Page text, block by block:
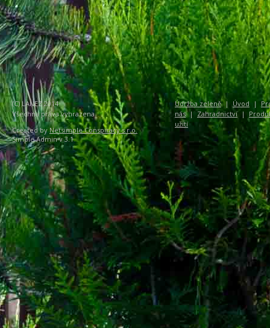
(C) LANEZ 2014
Všechna práva vyhrazena
Created by Netsimple Conspiracy s.r.o.
Simple Admin v 3.1
Údržba zeleně|Úvod |
nás| Zahradnictví|
užití